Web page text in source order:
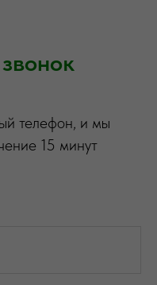
телефон, и мы
15 минут